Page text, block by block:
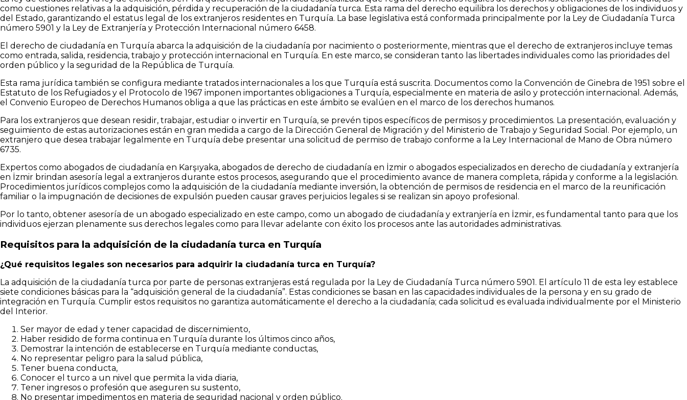
como cuestiones relativas a la adquisición, pérdida y recuperación de la ciudadanía turca. Esta rama del derecho equilibra los derechos y obligaciones de los individuos y
del Estado, garantizando el estatus legal de los extranjeros residentes en Turquía. La base legislativa está conformada principalmente por la Ley de Ciudadanía Turca
número 5901 y la Ley de Extranjería y Protección Internacional número 6458.
El derecho de ciudadanía en Turquía abarca la adquisición de la ciudadanía por nacimiento o posteriormente, mientras que el derecho de extranjeros incluye temas
como entrada, salida, residencia, trabajo y protección internacional en Turquía. En este marco, se consideran tanto las libertades individuales como las prioridades del
orden público y la seguridad de la República de Turquía.
Esta rama jurídica también se configura mediante tratados internacionales a los que Turquía está suscrita. Documentos como la Convención de Ginebra de 1951 sobre el
Estatuto de los Refugiados y el Protocolo de 1967 imponen importantes obligaciones a Turquía, especialmente en materia de asilo y protección internacional. Además,
el Convenio Europeo de Derechos Humanos obliga a que las prácticas en este ámbito se evalúen en el marco de los derechos humanos.
Para los extranjeros que desean residir, trabajar, estudiar o invertir en Turquía, se prevén tipos específicos de permisos y procedimientos. La presentación, evaluación y
seguimiento de estas autorizaciones están en gran medida a cargo de la Dirección General de Migración y del Ministerio de Trabajo y Seguridad Social. Por ejemplo, un
extranjero que desea trabajar legalmente en Turquía debe presentar una solicitud de permiso de trabajo conforme a la Ley Internacional de Mano de Obra número
6735.
Expertos como abogados de ciudadanía en Karşıyaka, abogados de derecho de ciudadanía en İzmir o abogados especializados en derecho de ciudadanía y extranjería
en İzmir brindan asesoría legal a extranjeros durante estos procesos, asegurando que el procedimiento avance de manera completa, rápida y conforme a la legislación.
Procedimientos jurídicos complejos como la adquisición de la ciudadanía mediante inversión, la obtención de permisos de residencia en el marco de la reunificación
familiar o la impugnación de decisiones de expulsión pueden causar graves perjuicios legales si se realizan sin apoyo profesional.
Por lo tanto, obtener asesoría de un abogado especializado en este campo, como un abogado de ciudadanía y extranjería en İzmir, es fundamental tanto para que los
individuos ejerzan plenamente sus derechos legales como para llevar adelante con éxito los procesos ante las autoridades administrativas.
Requisitos para la adquisición de la ciudadanía turca en Turquía
¿Qué requisitos legales son necesarios para adquirir la ciudadanía turca en Turquía?
La adquisición de la ciudadanía turca por parte de personas extranjeras está regulada por la Ley de Ciudadanía Turca número 5901. El artículo 11 de esta ley establece
siete condiciones básicas para la “adquisición general de la ciudadanía”. Estas condiciones se basan en las capacidades individuales de la persona y en su grado de
integración en Turquía. Cumplir estos requisitos no garantiza automáticamente el derecho a la ciudadanía; cada solicitud es evaluada individualmente por el Ministerio
del Interior.
Ser mayor de edad y tener capacidad de discernimiento,
Haber residido de forma continua en Turquía durante los últimos cinco años,
Demostrar la intención de establecerse en Turquía mediante conductas,
No representar peligro para la salud pública,
Tener buena conducta,
Conocer el turco a un nivel que permita la vida diaria,
Tener ingresos o profesión que aseguren su sustento,
No presentar impedimentos en materia de seguridad nacional y orden público.